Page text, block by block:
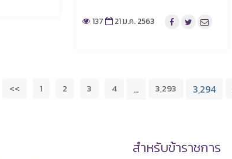
137 21 ม.ค. 2563
<< 1 2 3 4 … 3,293 3,294
สำหรับข้าราชการ